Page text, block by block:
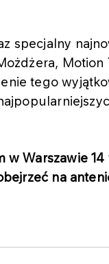
specjalny
Motion
tego
w Warszawie
na